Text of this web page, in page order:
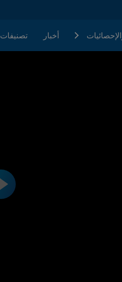
أخبار تصنيفات